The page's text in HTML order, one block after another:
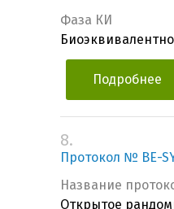
Фаза КИ
Подробнее
8.
Протокол № BE-
Название
Открытое